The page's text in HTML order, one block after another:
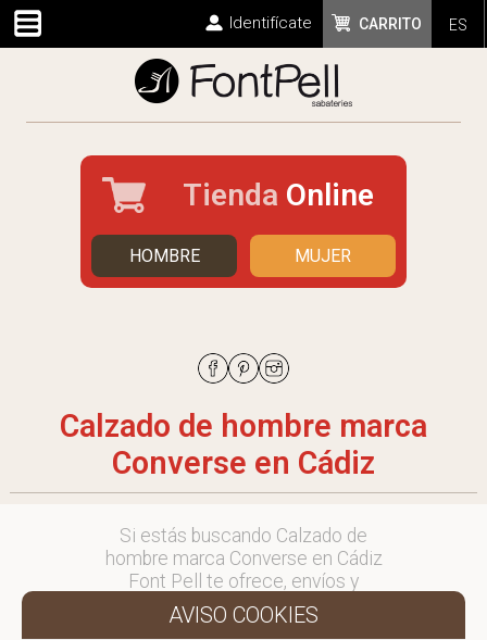
ES
CARRITO
Identifícate
Tienda Online
HOMBRE MUJER
Calzado de hombre marca
Converse en Cádiz
Si estás buscando Calzado de
hombre marca Converse en Cádiz
Font Pell te ofrece, envíos y
devoluciones gratuítos a Península y
Baleares, para otros destinos